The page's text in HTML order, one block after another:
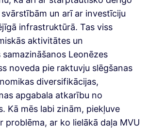
un arī ar investīciju
infrastruktūrā. Tas viss
aktivitātes un
Leonēzes
noveda pie raktuvju slēgšanas
diversifikācijas,
apgabala atkarību no
Kā mēs labi zinām, piekļuve
problēma, ar ko lielākā daļa MVU